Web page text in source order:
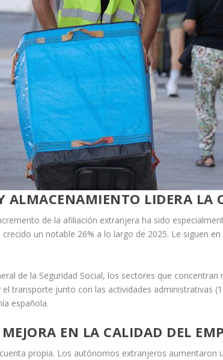
ALMACENAMIENTO LIDERA
de la afiliación extranjera ha sido
crecido un notable 26% a lo largo de 2025. Le siguen
de la Seguridad Social, los sectores que
transporte junto con las actividades administrativas
española.
EN LA CALIDAD DEL
propia. Los autónomos extranjeros aumentaron